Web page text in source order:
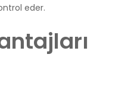
eder.